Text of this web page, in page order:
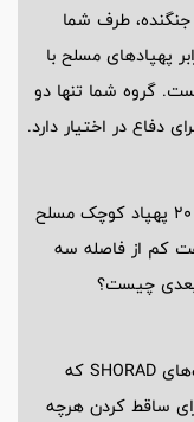
طرف شما
پهپادهای مسلح با
گروه شما تنها دو
ناگهان سیستم‌های نظارتی شما، دسته‌ای از 20 پهپاد کوچک مسلح
کم از فاصله سه
چیست؟
تا همین اواخر، تنها راه‌حل استفاده از موشک‌های SHORAD که
ساقط کردن هرچه